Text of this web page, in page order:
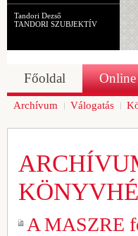
Tandori Dezső
TANDORI SZUBJEKTÍV
Főoldal Online
Archívum Válogatás
A MASZRE